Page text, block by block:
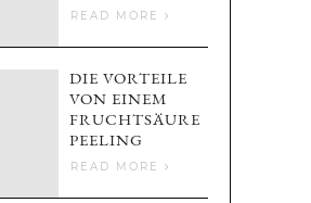
READ MORE
DIE VORTEILE
VON EINEM
FRUCHTSÄURE
PEELING
READ MORE